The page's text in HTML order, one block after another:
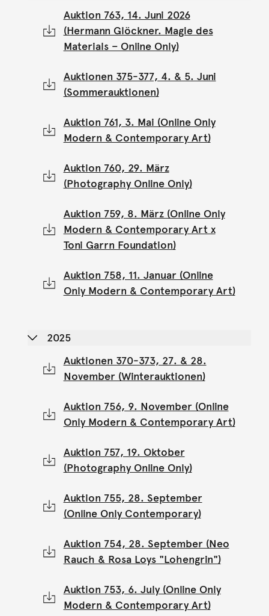
Auktion 763, 14. Juni 2026
(Hermann Glöckner. Magie des
Materials – Online Only)
Auktionen 375-377, 4. & 5. Juni
(Sommerauktionen)
Auktion 761, 3. Mai (Online Only
Modern & Contemporary Art)
Auktion 760, 29. März
(Photography Online Only)
Auktion 759, 8. März (Online Only
Modern & Contemporary Art x
Toni Garrn Foundation)
Auktion 758, 11. Januar (Online
Only Modern & Contemporary Art)
2025
Auktionen 370-373, 27. & 28.
November (Winterauktionen)
Auktion 756, 9. November (Online
Only Modern & Contemporary Art)
Auktion 757, 19. Oktober
(Photography Online Only)
Auktion 755, 28. September
(Online Only Contemporary)
Auktion 754, 28. September (Neo
Rauch & Rosa Loys "Lohengrin")
Auktion 753, 6. July (Online Only
Modern & Contemporary Art)